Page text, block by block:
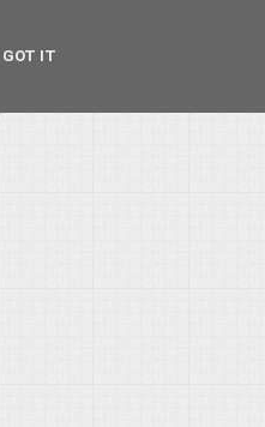
GOT IT